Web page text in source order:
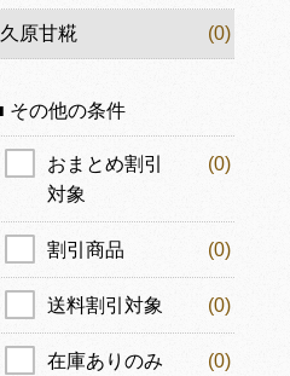
久原甘糀 (0)
その他の条件
おまとめ割引
対象
(0)
割引商品 (0)
送料割引対象 (0)
在庫ありのみ (0)